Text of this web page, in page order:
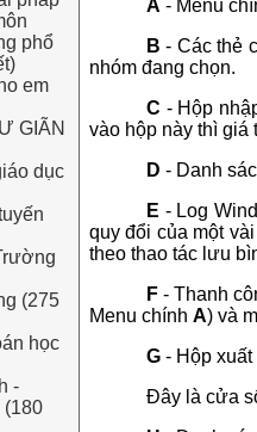
phổ
em
GIÃN
dục
(275
học
-
(180
A - Menu
B - Các thẻ
nhóm đang chọn.
C - Hộp
vào hộp này thì giá
D - Danh
E - Log
quy đổi của một
theo thao tác lưu
F - Thanh
Menu chính A) và
G - Hộp
Đây là cửa